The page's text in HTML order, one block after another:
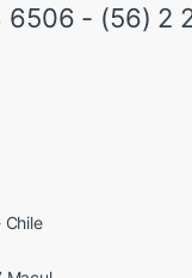
6506 - (56) 2
Chile